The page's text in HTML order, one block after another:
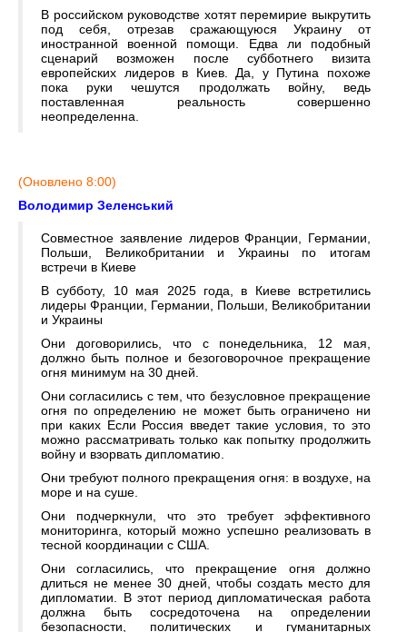
В российском руководстве хотят перемирие выкрутить
под себя, отрезав сражающуюся Украину от
иностранной военной помощи. Едва ли подобный
сценарий возможен после субботнего визита
европейских лидеров в Киев. Да, у Путина похоже
пока руки чешутся продолжать войну, ведь
поставленная реальность совершенно
неопределенна.
(Оновлено 8:00)
Володимир Зеленський
Совместное заявление лидеров Франции, Германии,
Польши, Великобритании и Украины по итогам
встречи в Киеве
В субботу, 10 мая 2025 года, в Киеве встретились
лидеры Франции, Германии, Польши, Великобритании
и Украины
Они договорились, что с понедельника, 12 мая,
должно быть полное и безоговорочное прекращение
огня минимум на 30 дней.
Они согласились с тем, что безусловное прекращение
огня по определению не может быть ограничено ни
при каких Если Россия введет такие условия, то это
можно рассматривать только как попытку продолжить
войну и взорвать дипломатию.
Они требуют полного прекращения огня: в воздухе, на
море и на суше.
Они подчеркнули, что это требует эффективного
мониторинга, который можно успешно реализовать в
тесной координации с США.
Они согласились, что прекращение огня должно
длиться не менее 30 дней, чтобы создать место для
дипломатии. В этот период дипломатическая работа
должна быть сосредоточена на определении
безопасности, политических и гуманитарных